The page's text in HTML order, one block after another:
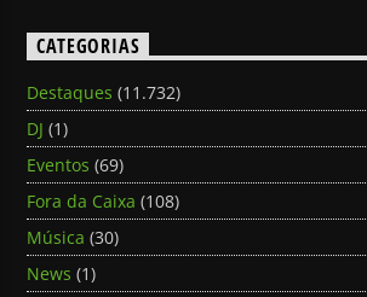
CATEGORIAS
Destaques (11.732)
DJ (1)
Eventos (69)
Fora da Caixa (108)
Música (30)
News (1)